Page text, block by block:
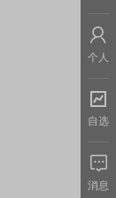
个人
自选
消息